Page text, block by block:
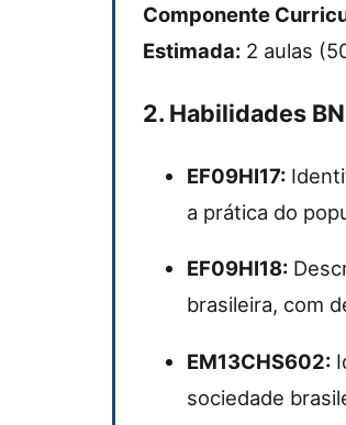
Componente
Estimada: 2 aulas
2. Habilidades
EF09HI17:
a prática do
EF09HI18:
brasileira, com
EM13CHS602:
sociedade